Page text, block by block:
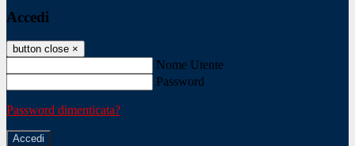
Accedi
button close ×
Nome Utente
Password
Password dimenticata?